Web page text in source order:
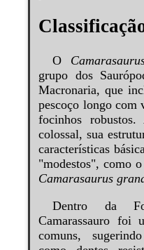
O
grupo dos
Macronaria, que
pescoço longo com
focinhos robustos.
colossal, sua
características
"modestos", como o
Camarasaurus
Dentro da
Camarassauro foi
comuns,